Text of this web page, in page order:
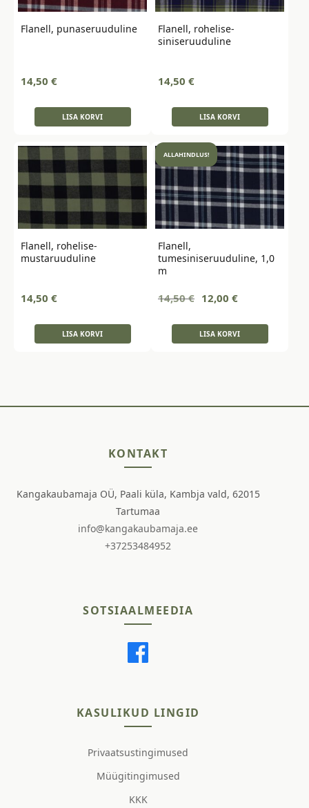
Flanell, punaseruuduline
14,50 €
LISA KORVI
Flanell, rohelise-
siniseruuduline
14,50 €
LISA KORVI
Flanell, rohelise-
mustaruuduline
14,50 €
LISA KORVI
ALLAHINDLUS!
Flanell,
tumesiniseruuduline, 1,0
m
14,50€ Algne
oli:
12,00 €Current
is:
LISA KORVI
KONTAKT
Kangakaubamaja OÜ, Paali küla, Kambja vald, 62015
Tartumaa
info@kangakaubamaja.ee
+37253484952
SOTSIAALMEEDIA
KASULIKUD LINGID
Privaatsustingimused
Müügitingimused
KKK